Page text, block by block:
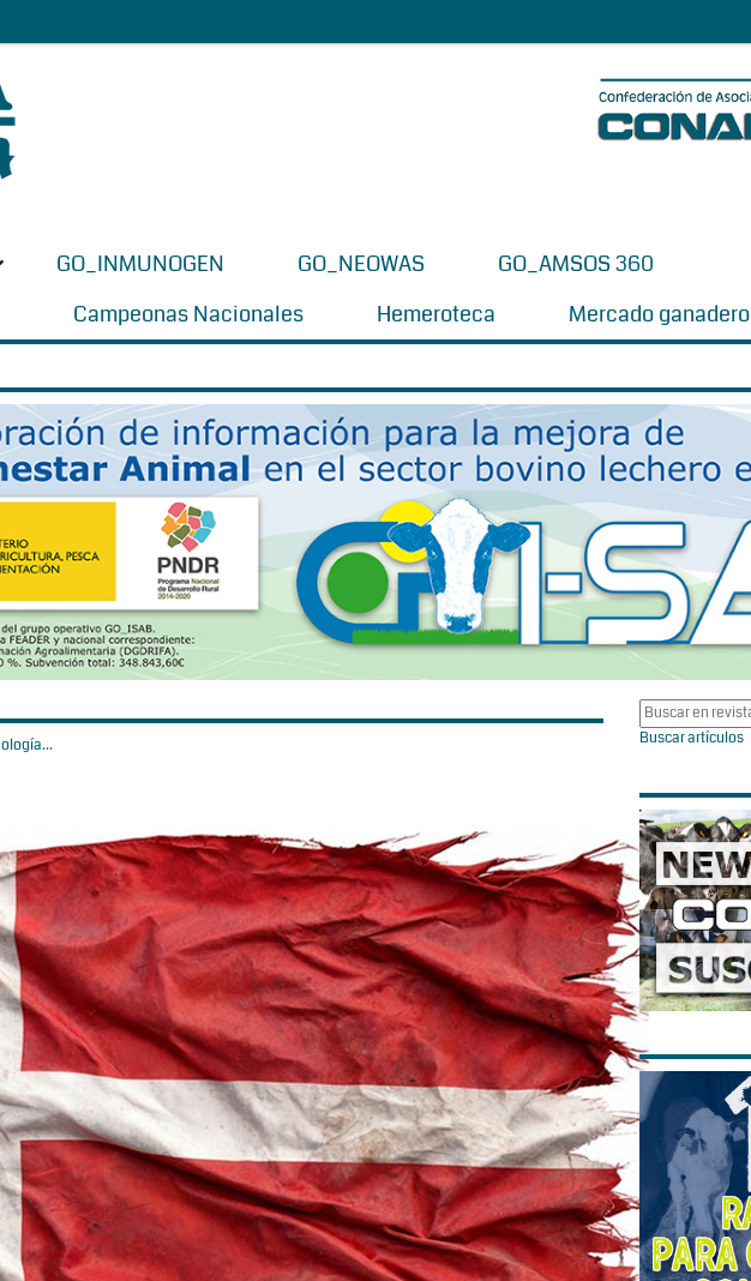
GO_INMUNOGEN GO_NEOWAS
GO_AMSOS 360
Campeonas Nacionales Hemeroteca Mercado ganadero
Buscar artículos